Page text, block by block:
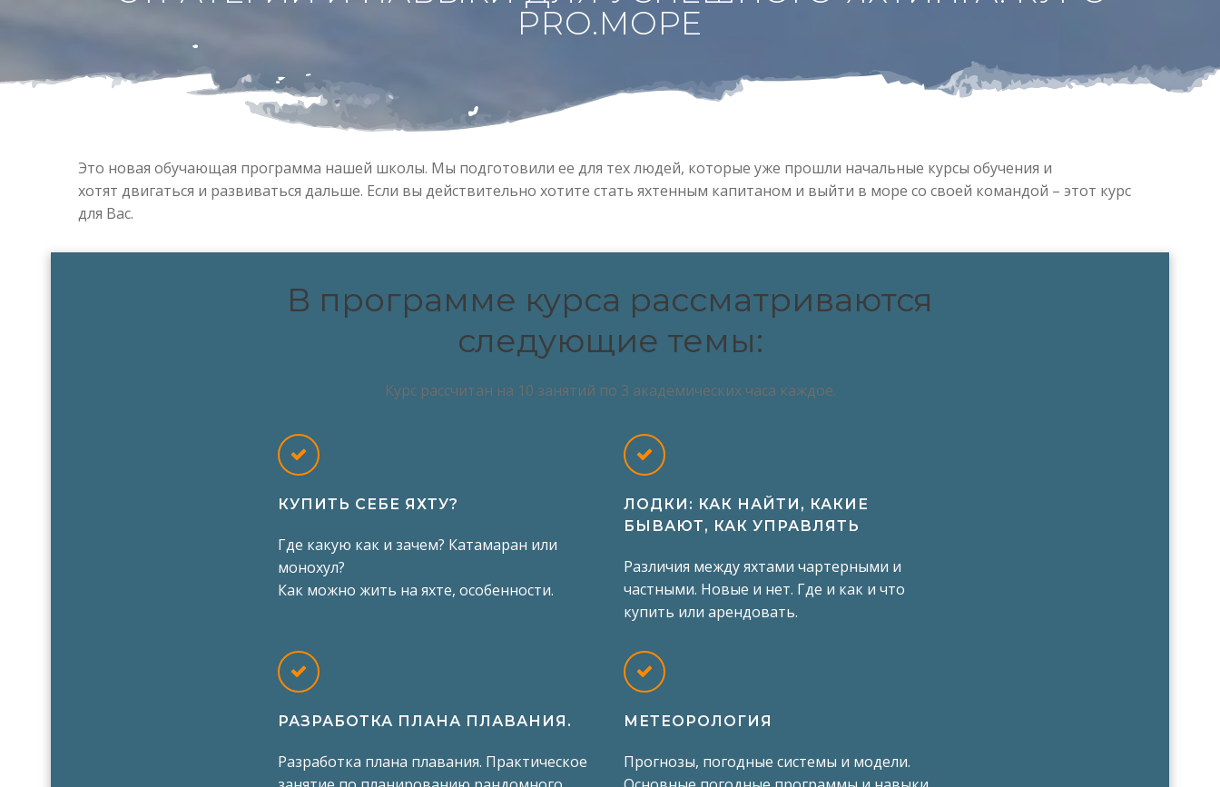
PRO.МОРЕ
Это новая обучающая программа нашей школы. Мы подготовили ее для тех людей, которые уже прошли начальные курсы обучения и
хотят двигаться и развиваться дальше. Если вы действительно хотите стать яхтенным капитаном и выйти в море со своей командой – этот курс
для Вас.
В программе курса рассматриваются
следующие темы:
Курс рассчитан на 10 занятий по 3 академических часа каждое.
КУПИТЬ СЕБЕ ЯХТУ?
Где какую как и зачем? Катамаран или
монохул?
Как можно жить на яхте, особенности.
ЛОДКИ: КАК НАЙТИ, КАКИЕ
БЫВАЮТ, КАК УПРАВЛЯТЬ
Различия между яхтами чартерными и
частными. Новые и нет. Где и как и что
купить или арендовать.
РАЗРАБОТКА ПЛАНА ПЛАВАНИЯ.
Разработка плана плавания. Практическое
МЕТЕОРОЛОГИЯ
Прогнозы, погодные системы и модели.